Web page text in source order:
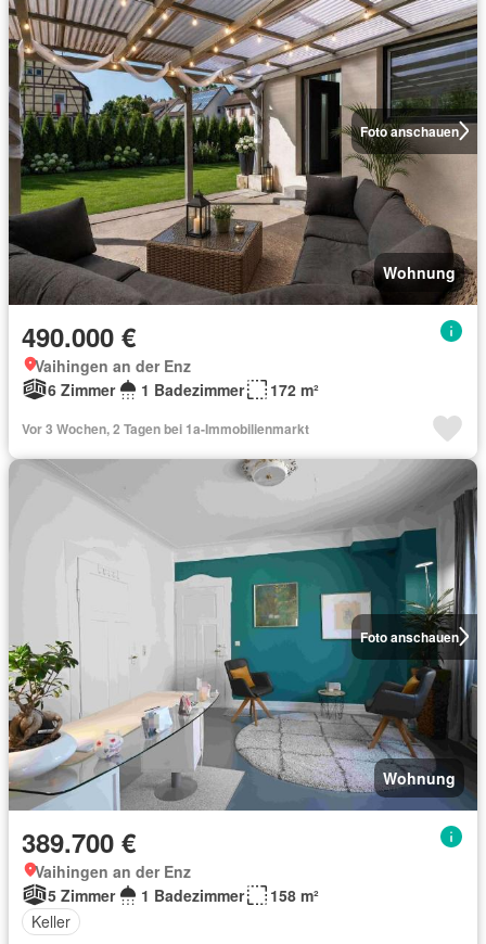
Foto anschauen
Wohnung
490.000 €
Vaihingen an der Enz
6 Zimmer
1 Badezimmer 172 m²
Vor 3 Wochen, 2 Tagen bei 1a-Immobilienmarkt
Foto anschauen
Wohnung
389.700 €
Vaihingen an der Enz
5 Zimmer
1 Badezimmer
158 m²
Keller